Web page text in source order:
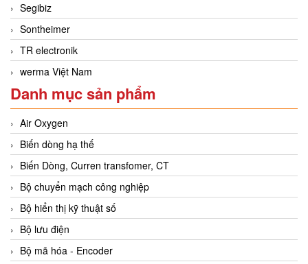
Segibiz
Sontheimer
TR electronik
werma Việt Nam
Danh mục sản phẩm
Air Oxygen
Biến dòng hạ thế
Biến Dòng, Curren transfomer, CT
Bộ chuyển mạch công nghiệp
Bộ hiển thị kỹ thuật số
Bộ lưu điện
Bộ mã hóa - Encoder